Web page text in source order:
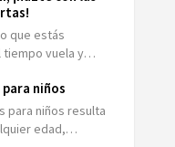
que estás
tiempo vuela y…
niños
para niños resulta
edad,…